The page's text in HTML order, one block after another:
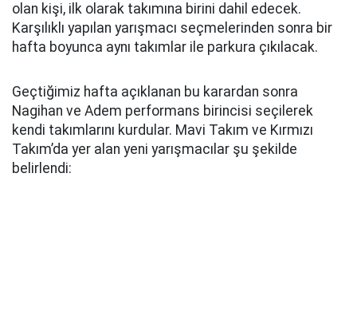
olan kişi, ilk olarak takımına birini dahil edecek.
Karşılıklı yapılan yarışmacı seçmelerinden sonra bir
hafta boyunca aynı takımlar ile parkura çıkılacak.
Geçtiğimiz hafta açıklanan bu karardan sonra
Nagihan ve Adem performans birincisi seçilerek
kendi takımlarını kurdular. Mavi Takım ve Kırmızı
Takım’da yer alan yeni yarışmacılar şu şekilde
belirlendi: